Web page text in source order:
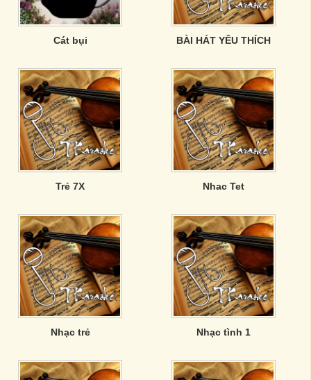
Cát bụi BÀI HÁT YÊU THÍCH
Trẻ 7X Nhac Tet
Nhạc trẻ Nhạc tình 1